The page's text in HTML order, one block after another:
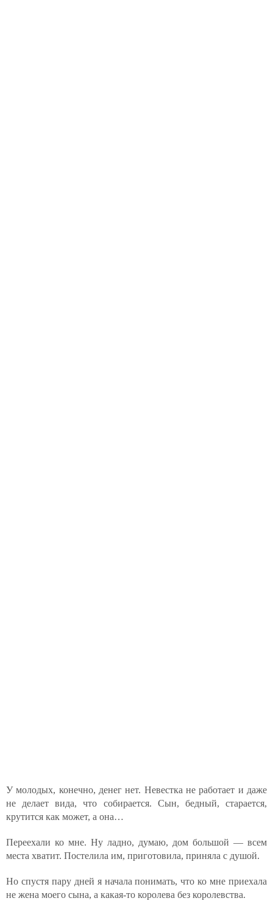
У молодых, конечно, денег нет. Невестка не работает и даже
не делает вида, что собирается. Сын, бедный, старается,
крутится как может, а она…
Переехали ко мне. Ну ладно, думаю, дом большой — всем
места хватит. Постелила им, приготовила, приняла с душой.
Но спустя пару дней я начала понимать, что ко мне приехала
не жена моего сына, а какая-то королева без королевства.